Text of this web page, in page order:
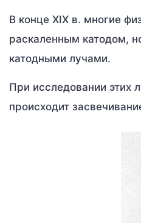
В конце XIX в. многие
раскаленным катодом,
катодными лучами.
При исследовании этих
происходит